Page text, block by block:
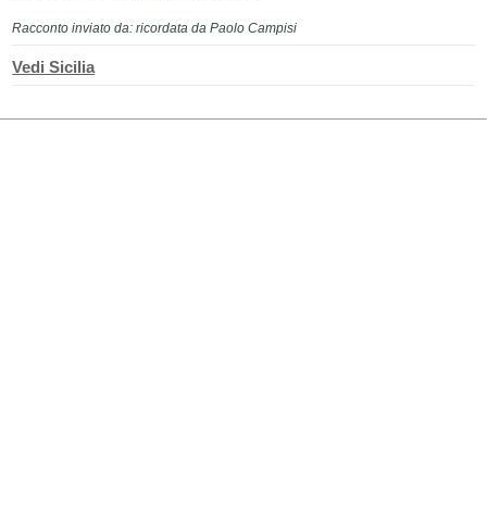
Racconto inviato da: ricordata da Paolo Campisi
Vedi Sicilia